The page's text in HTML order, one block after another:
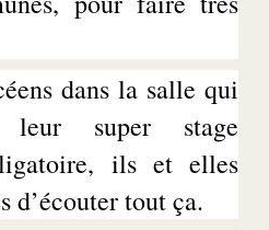
dans la salle qui
super stage
ils et elles
d’écouter tout ça.